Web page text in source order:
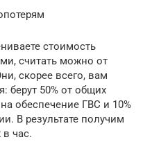
стоимость
считать можно от
скорее всего, вам
берут 50% от общих
обеспечение ГВС и 10%
В результате получим
в час.